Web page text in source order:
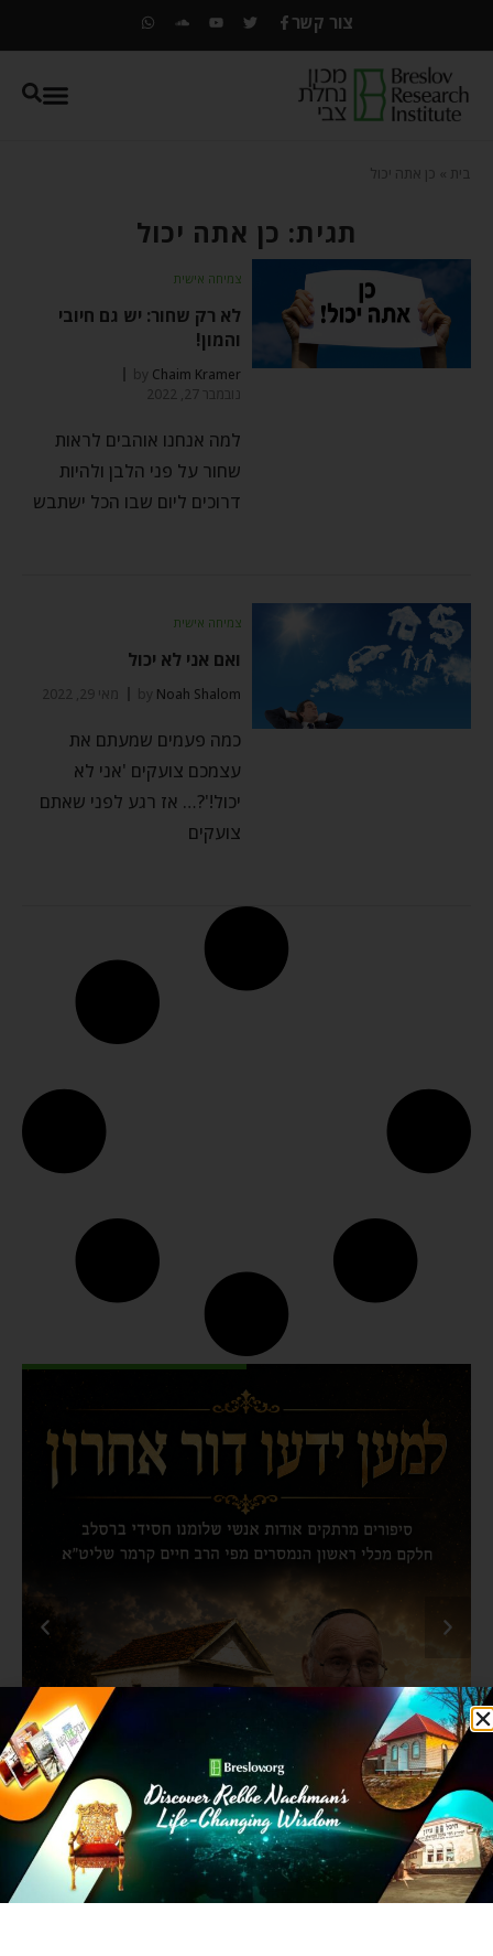
צור קשר
בית כן אתה יכול
תגית: כן אתה יכול
צמיחה אישית
לא רק שחור: יש גם חיובי
והמון!
by Chaim Kramer
נובמבר 27, 2022
למה אנחנו אוהבים לראות
שחור על פני הלבן ולהיות
דרוכים ליום שבו הכל ישתבש
צמיחה אישית
ואם אני לא יכול
by Noah Shalom מאי 29, 2022
כמה פעמים שמעתם את
עצמכם צועקים 'אני לא
יכול!'?… אז רגע לפני שאתם
צועקים